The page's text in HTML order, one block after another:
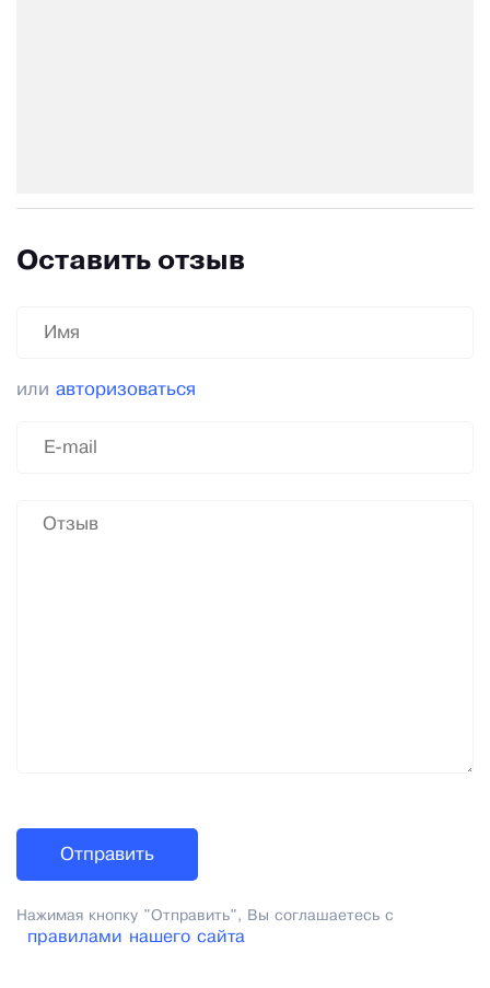
Оставить отзыв
или авторизоваться
Нажимая кнопку "Отправить", Вы соглашаетесь с
правилами нашего сайта